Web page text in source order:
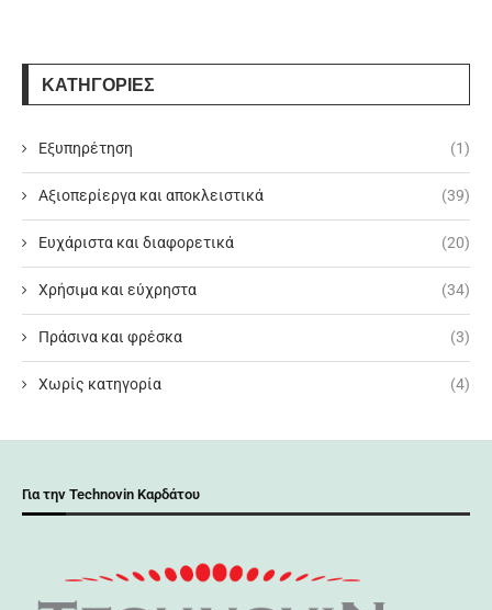
ΚΑΤΗΓΟΡΙΕΣ
Εξυπηρέτηση (1)
Αξιοπερίεργα και αποκλειστικά (39)
Ευχάριστα και διαφορετικά (20)
Χρήσιμα και εύχρηστα (34)
Πράσινα και φρέσκα (3)
Χωρίς κατηγορία (4)
Για την Technovin Καρδάτου